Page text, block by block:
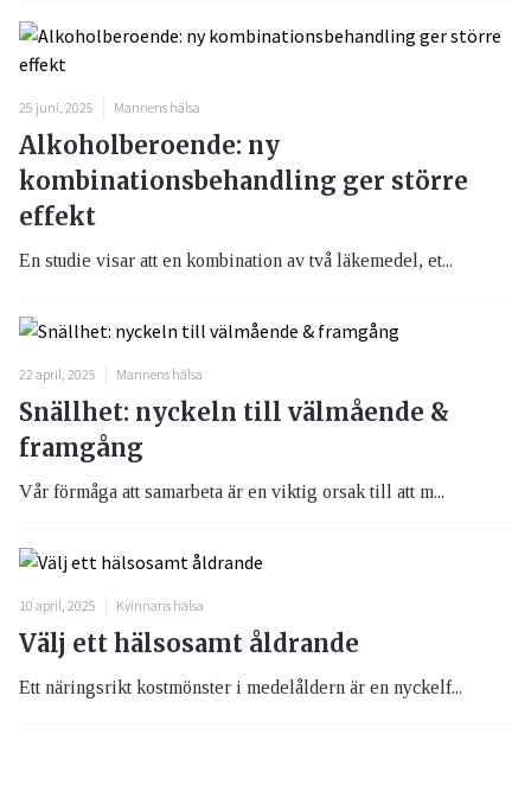
25 juni, 2025 Mannens hälsa
Alkoholberoende: ny
kombinationsbehandling ger större
effekt
En studie visar att en kombination av två läkemedel, et...
22 april, 2025 Mannens hälsa
Snällhet: nyckeln till välmående &
framgång
Vår förmåga att samarbeta är en viktig orsak till att m...
10 april, 2025 Kvinnans hälsa
Välj ett hälsosamt åldrande
Ett näringsrikt kostmönster i medelåldern är en nyckelf...